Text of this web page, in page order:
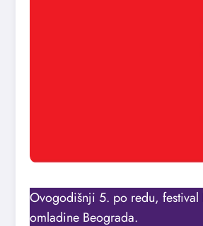
Ovogodišnji 5. po redu, festival
omladine Beograda.